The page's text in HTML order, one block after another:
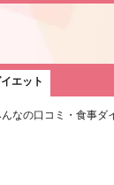
エット
なの口コミ・食事ダ